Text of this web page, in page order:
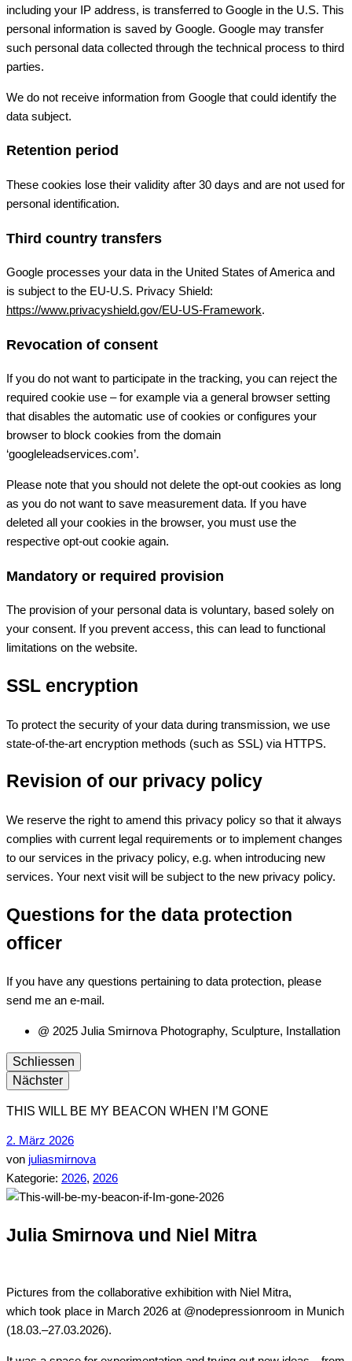
including your IP address, is transferred to Google in the U.S. This
personal information is saved by Google. Google may transfer
such personal data collected through the technical process to third
parties.
We do not receive information from Google that could identify the
data subject.
Retention period
These cookies lose their validity after 30 days and are not used for
personal identification.
Third country transfers
Google processes your data in the United States of America and
is subject to the EU-U.S. Privacy Shield:
https://www.privacyshield.gov/EU-US-Framework.
Revocation of consent
If you do not want to participate in the tracking, you can reject the
required cookie use – for example via a general browser setting
that disables the automatic use of cookies or configures your
browser to block cookies from the domain
‘googleleadservices.com’.
Please note that you should not delete the opt-out cookies as long
as you do not want to save measurement data. If you have
deleted all your cookies in the browser, you must use the
respective opt-out cookie again.
Mandatory or required provision
The provision of your personal data is voluntary, based solely on
your consent. If you prevent access, this can lead to functional
limitations on the website.
SSL encryption
To protect the security of your data during transmission, we use
state-of-the-art encryption methods (such as SSL) via HTTPS.
Revision of our privacy policy
We reserve the right to amend this privacy policy so that it always
complies with current legal requirements or to implement changes
to our services in the privacy policy, e.g. when introducing new
services. Your next visit will be subject to the new privacy policy.
Questions for the data protection
officer
If you have any questions pertaining to data protection, please
send me an e-mail.
@ 2025 Julia Smirnova Photography, Sculpture, Installation
Schliessen
Nächster
THIS WILL BE MY BEACON WHEN I’M GONE
2. März 2026
von juliasmirnova
Kategorie: 2026, 2026
Julia Smirnova und Niel Mitra
Pictures from the collaborative exhibition with Niel Mitra,
which took place in March 2026 at @nodepressionroom in Munich
(18.03.–27.03.2026).